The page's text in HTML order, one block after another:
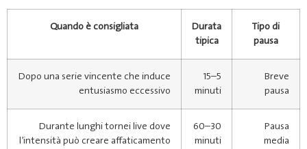
Tipo di
pausa
Durata
tipica
Quando è consigliata
Breve
pausa
5–15
minuti
Dopo una serie vincente che induce
entusiasmo eccessivo
Pausa
media
30–60
minuti
Durante lunghi tornei live dove
l’intensità può creare affaticamento